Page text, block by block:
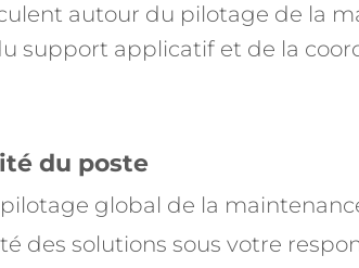
autour du pilotage de la
support applicatif et de la
du poste
global de la
des solutions sous votre